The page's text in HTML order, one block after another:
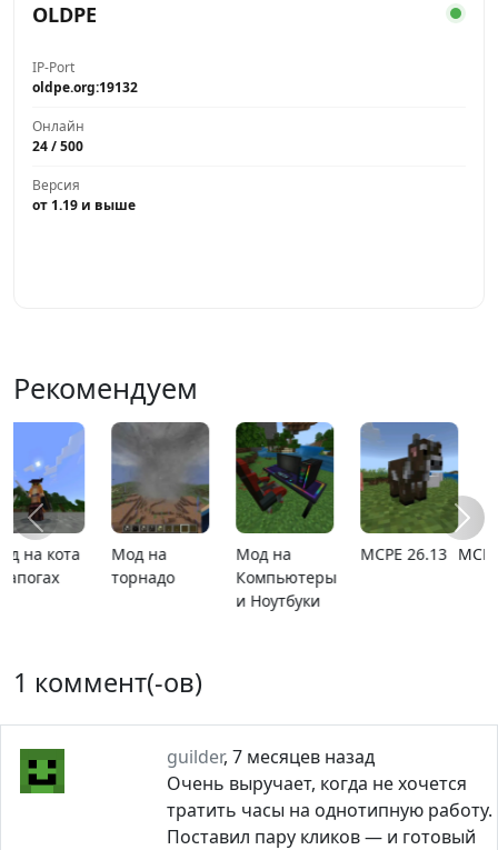
OLDPE
IP-Port
oldpe.org:19132
Онлайн
24 / 500
Версия
от 1.19 и выше
Рекомендуем
MCPE 26.1
Карта
расширяющийся
Карта ада
MCPE
1 коммент(-ов)
guilder, 7 месяцев назад
Очень выручает, когда не хочется
тратить часы на однотипную работу.
Поставил пару кликов — и готовый